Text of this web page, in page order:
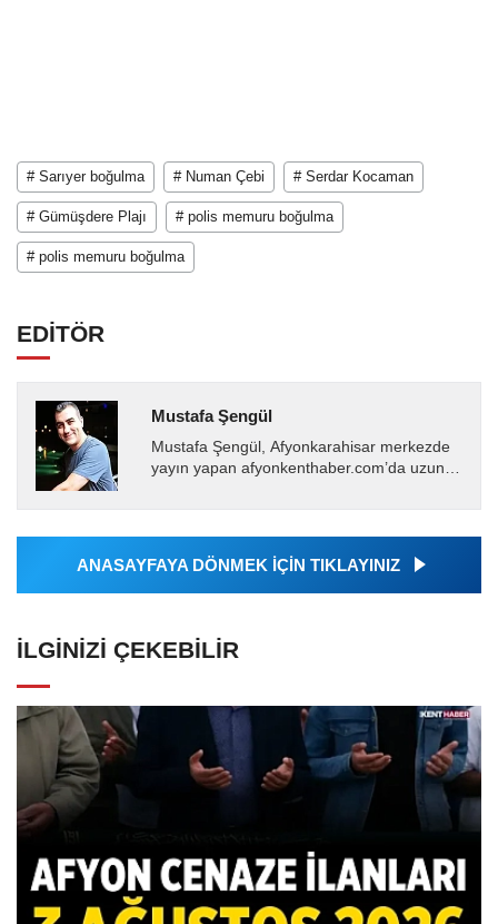
# Sarıyer boğulma # Numan Çebi # Serdar Kocaman
# Gümüşdere Plajı # polis memuru boğulma
# polis memuru boğulma
EDİTÖR
Mustafa Şengül
Mustafa Şengül, Afyonkarahisar merkezde
yayın yapan afyonkenthaber.com’da uzun
almakta, haber akışı...
ANASAYFAYA DÖNMEK İÇİN TIKLAYINIZ
İLGINIZI ÇEKEBILIR